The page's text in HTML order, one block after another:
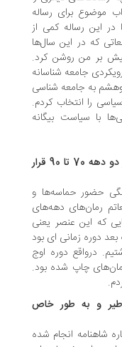
برای رساله
کمی از
در این سال‌ها
من روشن کرد.
جامعه شناسانه
جامعه شناسی
انتخاب کردم.
بیگانه
چرا مبنای کارتان را رمان‌های منتشر شده در دو دهه 70 تا 90 قرار
حماسه‌ها و
دهه‌های
عنصر یعنی
بود. دهه70 به بعد دوره زمانی ای بود
دوره اوج
چاپ شده بود.
به طور خاص
انجام شده